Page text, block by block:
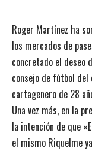
Roger Martínez ha
los mercados de
concretado el deseo
consejo de fútbol del
cartagenero de 28
Una vez más, en la
la intención de que
el mismo Riquelme